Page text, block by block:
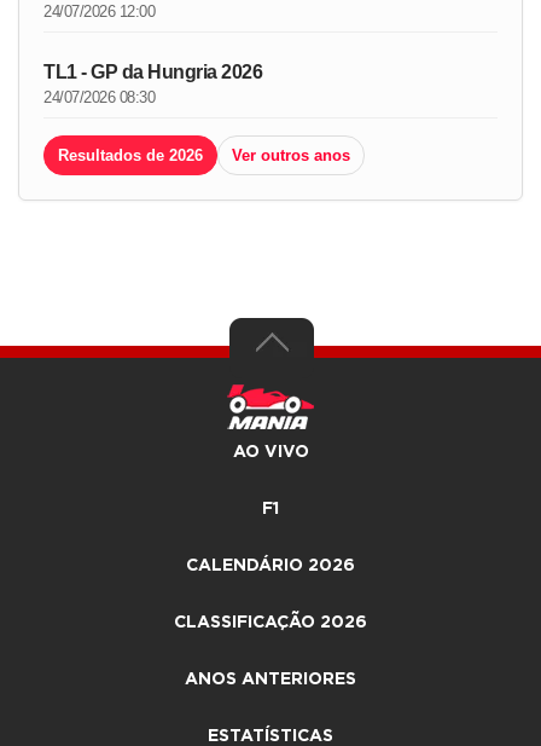
24/07/2026 12:00
TL1 - GP da Hungria 2026
24/07/2026 08:30
Resultados de 2026 Ver outros anos
AO VIVO
F1
CALENDÁRIO 2026
CLASSIFICAÇÃO 2026
ANOS ANTERIORES
ESTATÍSTICAS